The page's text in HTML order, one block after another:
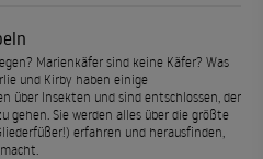
Marienkäfer sind keine Käfer? Was
und Kirby haben einige
über Insekten und sind entschlossen, der
gehen. Sie werden alles über die größte
erfahren und herausfinden,